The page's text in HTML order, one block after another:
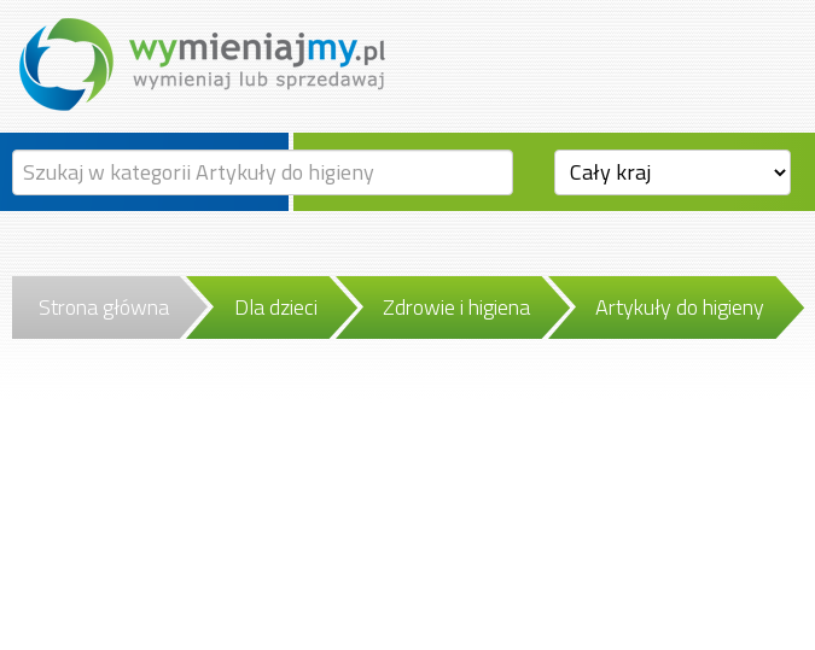
Strona główna Dla dzieci Zdrowie i higiena Artykuły do higieny